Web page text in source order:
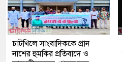
চাটখিলে সাংবাদিককে প্রান
নাশের হুমকির প্রতিবাদে ও